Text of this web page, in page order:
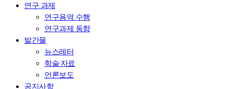
연구 과제
연구용역 수행
연구과제 동향
발간물
뉴스레터
학술·자료
언론보도
공지사항